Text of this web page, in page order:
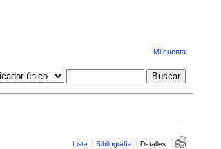
Mi cuenta
Lista | Bibliografía | Detalles